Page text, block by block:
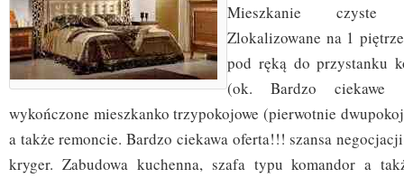
Mieszkanie czyste
Zlokalizowane na 1
pod ręką do przystanku
(ok. Bardzo ciekawe
wykończone mieszkanko trzypokojowe (pierwotnie
a także remoncie. Bardzo ciekawa oferta!!! szansa
kryger. Zabudowa kuchenna, szafa typu komandor a